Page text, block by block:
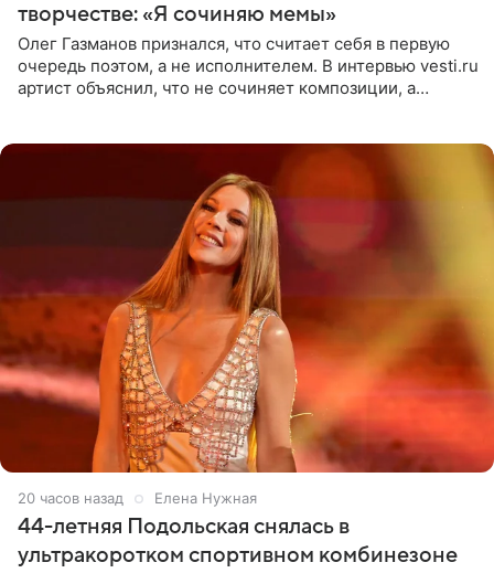
творчестве: «Я сочиняю мемы»
Олег Газманов признался, что считает себя в первую
очередь поэтом, а не исполнителем. В интервью vesti.ru
артист объяснил, что не сочиняет композиции, а
20 часов назад Елена Нужная
44-летняя Подольская снялась в
ультракоротком спортивном комбинезоне